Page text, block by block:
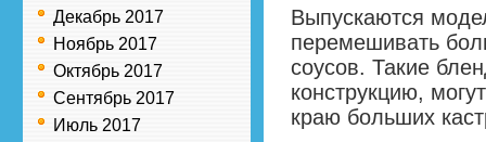
Декабрь 2017
Ноябрь 2017
Октябрь 2017
Сентябрь 2017
Июль 2017
Выпускаются
перемешивать
соусов. Такие
конструкцию,
краю больших